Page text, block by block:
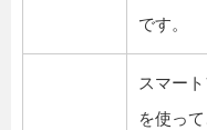
です。
スマー
を使っ